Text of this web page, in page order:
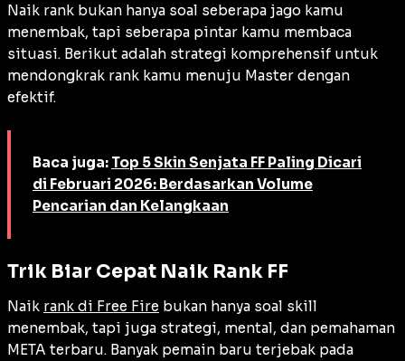
Naik rank bukan hanya soal seberapa jago kamu
menembak, tapi seberapa pintar kamu membaca
situasi. Berikut adalah strategi komprehensif untuk
mendongkrak rank kamu menuju Master dengan
efektif.
Baca juga: Top 5 Skin Senjata FF Paling Dicari
di Februari 2026: Berdasarkan Volume
Pencarian dan Kelangkaan
Trik Biar Cepat Naik Rank FF
Naik rank di Free Fire bukan hanya soal skill
menembak, tapi juga strategi, mental, dan pemahaman
META terbaru. Banyak pemain baru terjebak pada